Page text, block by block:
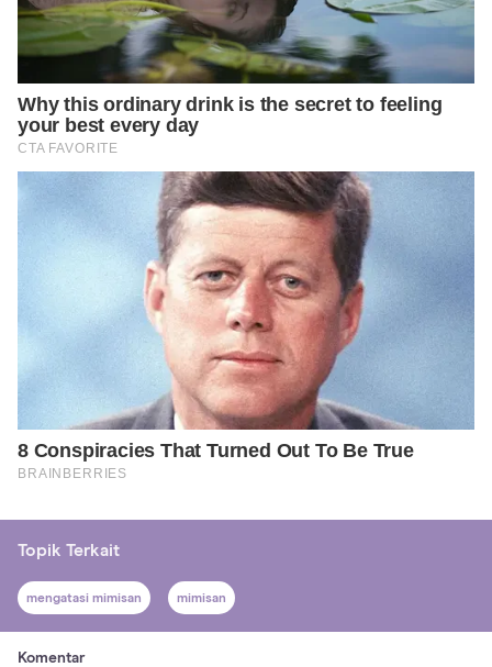
Topik Terkait
mengatasi mimisan mimisan
Komentar